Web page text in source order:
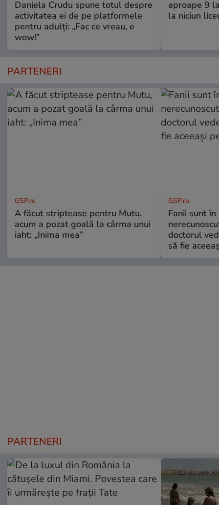
Daniela Crudu spune totul despre
activitatea ei de pe platformele
pentru adulți: „Fac ce vreau, e
wow!”
aproape 9
la niciun
PARTENERI
GSP.ro
A făcut striptease pentru Mutu,
acum a pozat goală la cârma unui
iaht: „Inima mea”
GSP.ro
Fanii sunt în
doctorul
să fie
PARTENERI